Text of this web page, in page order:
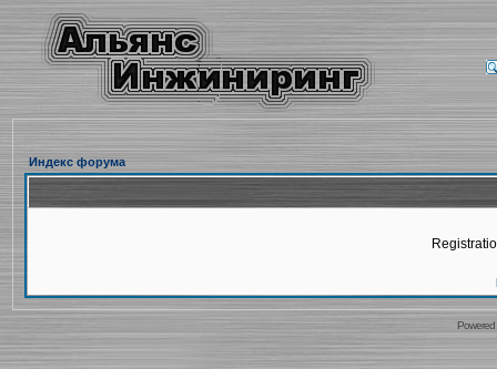
Индекс форума